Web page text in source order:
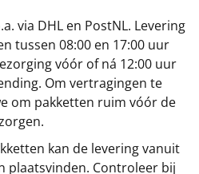
via DHL en PostNL. Levering
tussen 08:00 en 17:00 uur
vóór of ná 12:00 uur
Om vertragingen te
om pakketten ruim vóór de
kan de levering vanuit
plaatsvinden. Controleer bij